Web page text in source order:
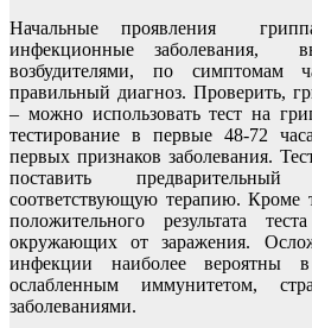
Начальные проявления
инфекционные заболевания,
возбудителями, по симптомам
правильный диагноз. Проверить,
– можно использовать тест на
тестирование в первые 48-72
первых признаков заболевания.
поставить
соответствующую терапию. Кроме
положительного результата
окружающих от заражения.
инфекции наиболее вероятны
ослабленным иммунитетом,
заболеваниями.